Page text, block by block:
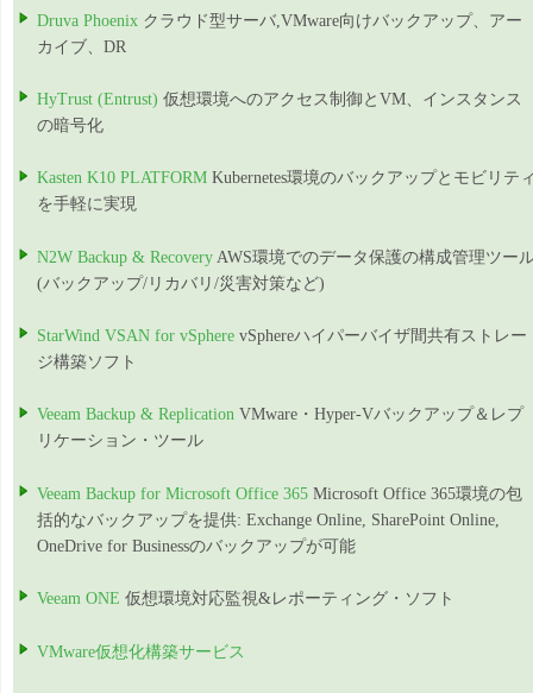
Druva Phoenix クラウド型サーバ,VMware向けバックアップ、アー
カイブ、DR
HyTrust (Entrust) 仮想環境へのアクセス制御とVM、インスタンス
の暗号化
Kasten K10 PLATFORM Kubernetes環境のバックアップとモビリテ
を手軽に実現
N2W Backup & Recovery AWS環境でのデータ保護の構成管理ツー
(バックアップ/リカバリ/災害対策など)
StarWind VSAN for vSphere vSphereハイパーバイザ間共有ストレー
ジ構築ソフト
Veeam Backup & Replication VMware・Hyper-Vバックアップ＆レプ
リケーション・ツール
Veeam Backup for Microsoft Office 365 Microsoft Office 365環境の包
括的なバックアップを提供: Exchange Online, SharePoint Online,
OneDrive for Businessのバックアップが可能
Veeam ONE 仮想環境対応監視&レポーティング・ソフト
VMware仮想化構築サービス